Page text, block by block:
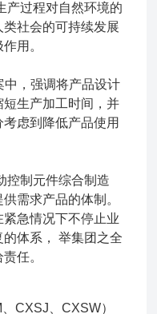
产过程对自然环境的
社会的可持续发展
用。
中，强调将产品设计
生产加工时间，并
虑到降低产品使用
控制元件综合制造
需求产品的体制。
急情况下不停止业
体系， 举集团之全
任。
CXSJ、CXSW）